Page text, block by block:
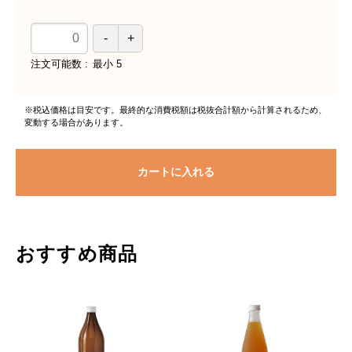
注文可能数 最小 5
※税込価格は目安です。最終的な消費税額は税抜合計額から計算されるため、
変動する場合があります。
カートに入れる
おすすめ商品